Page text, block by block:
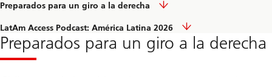
Preparados para un giro a la derecha
sección
sobre
los
LatAm Access Podcast: América Latina 2026
la
Preparados para un giro a la derecha